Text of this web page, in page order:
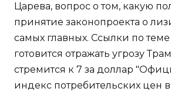
Царева, вопрос о том, какую
принятие законопроекта о
самых главных. Ссылки по
готовится отражать угрозу
стремится к 7 за доллар
индекс потребительских цен